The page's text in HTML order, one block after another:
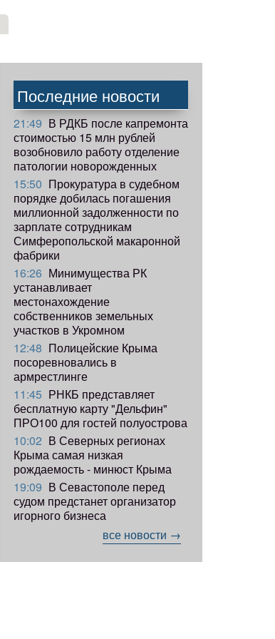
Последние новости
21:49 В РДКБ после капремонта
стоимостью 15 млн рублей
возобновило работу отделение
патологии новорожденных
15:50 Прокуратура в судебном
порядке добилась погашения
миллионной задолженности по
зарплате сотрудникам
Симферопольской макаронной
фабрики
16:26 Минимущества РК
устанавливает
местонахождение
собственников земельных
участков в Укромном
12:48 Полицейские Крыма
посоревновались в
армрестлинге
11:45 РНКБ представляет
бесплатную карту "Дельфин"
ПРО100 для гостей полуострова
10:02 В Северных регионах
Крыма самая низкая
рождаемость - минюст Крыма
19:09 В Севастополе перед
судом предстанет организатор
игорного бизнеса
все новости →